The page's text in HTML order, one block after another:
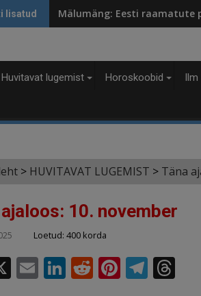
lisatud Mälumäng: Eesti raamatute
Huvitavat lugemist Horoskoobid Ilm
> HUVITAVAT LUGEMIST > Täna
10. november
Loetud: 400 korda
X E Li R Pi T